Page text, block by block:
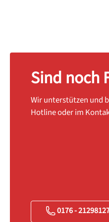
Sind noch
Wir unterstützen und
Hotline oder im
0176 -